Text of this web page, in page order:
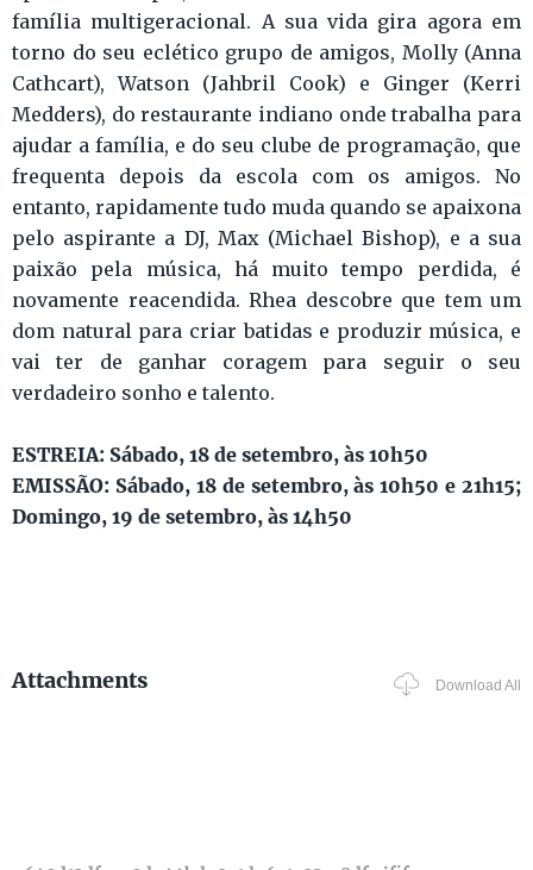
família multigeracional. A sua vida gira agora em
torno do seu eclético grupo de amigos, Molly (Anna
Cathcart), Watson (Jahbril Cook) e Ginger (Kerri
Medders), do restaurante indiano onde trabalha para
ajudar a família, e do seu clube de programação, que
frequenta depois da escola com os amigos. No
entanto, rapidamente tudo muda quando se apaixona
pelo aspirante a DJ, Max (Michael Bishop), e a sua
paixão pela música, há muito tempo perdida, é
novamente reacendida. Rhea descobre que tem um
dom natural para criar batidas e produzir música, e
vai ter de ganhar coragem para seguir o seu
verdadeiro sonho e talento.
ESTREIA: Sábado, 18 de setembro, às 10h50
EMISSÃO: Sábado, 18 de setembro, às 10h50 e 21h15;
Domingo, 19 de setembro, às 14h50
Attachments Download All